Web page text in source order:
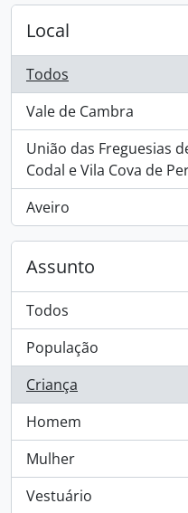
Local
Todos
Vale de Cambra
, 1 resultados
União das Freguesias
Codal e Vila Cova de
, 1 resultados
Aveiro
, 1 resultados
Assunto
Todos
População
, 1 resultados
Criança
, 1 resultados
Homem
, 1 resultados
Mulher
, 1 resultados
Vestuário
, 1 resultados